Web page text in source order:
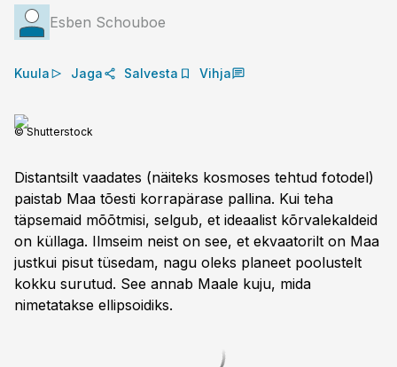
Esben Schouboe
Kuula Jaga Salvesta Vihja
© Shutterstock
Distantsilt vaadates (näiteks kosmoses tehtud fotodel)
paistab Maa tõesti korra­pärase pallina. Kui teha
täpsemaid mõõtmisi, selgub, et ideaalist kõrvalekaldeid
on küllaga. Ilmseim neist on see, et ekvaatorilt on Maa
justkui pisut tüsedam, nagu oleks planeet poolustelt
kokku surutud. See annab Maale kuju, mida
nimetatakse ellipsoidiks.